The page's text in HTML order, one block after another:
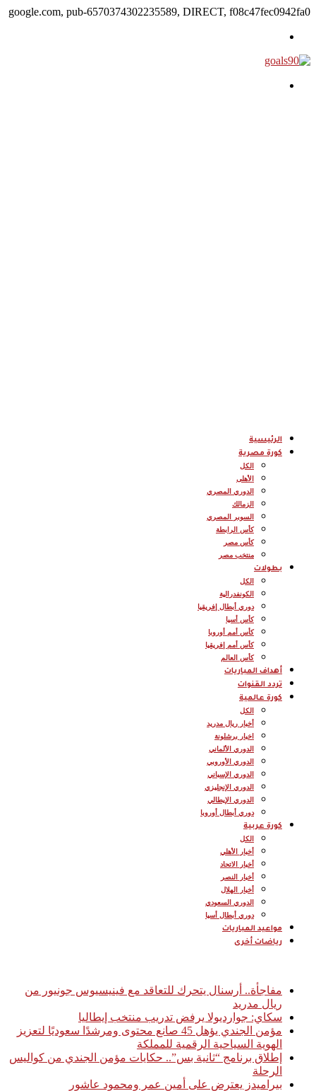
google.com, pub-6570374302235589, DIRECT, f08c47fec0942fa0
الرئيسية
كورة مصرية
الكل
الأهلى
الدوري المصري
الزمالك
السوبر المصري
كأس الرابطة
كأس مصر
منتخب مصر
بطولات
الكل
الكونفدرالية
دوري أبطال إفريقيا
كأس أسيا
كأس أمم أوروبا
كأس أمم إفريقيا
كأس العالم
أهداف المباريات
تردد القنوات
كورة عالمية
الكل
أخبار ريال مدريد
اخبار برشلونة
الدوري الألماني
الدوري الأوروبي
الدوري الإسباني
الدوري الإنجليزي
الدوري الإيطالي
دوري أبطال أوروبا
كورة عربية
الكل
أخبار الأهلي
أخبار الاتحاد
أخبار النصر
أخبار الهلال
الدوري السعودي
دوري أبطال أسيا
مواعيد المباريات
رياضات أخرى
مفاجأة.. أرسنال يتحرك للتعاقد مع فينيسيوس جونيور من
ريال مدريد
سكاي: جوارديولا يرفض تدريب منتخب إيطاليا
مؤمن الجندي يؤهل 45 صانع محتوى ومرشدًا سعوديًا لتعزيز
الهوية السياحية الرقمية للمملكة
إطلاق برنامج “ثانية بس”.. حكايات مؤمن الجندي من كواليس
الرحلة
بيراميدز يعترض على أمين عمر ومحمود عاشور